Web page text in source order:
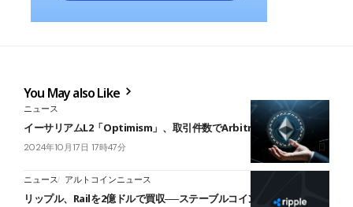
You May also Like
ニュース
イーサリアムL2「Optimism」、取引件数でArbitrumを超える
2024年10月17日 17時47分
ニュース アルトコインニュース
リップル、Railを2億ドルで買収──ステーブルコイン事業を強化